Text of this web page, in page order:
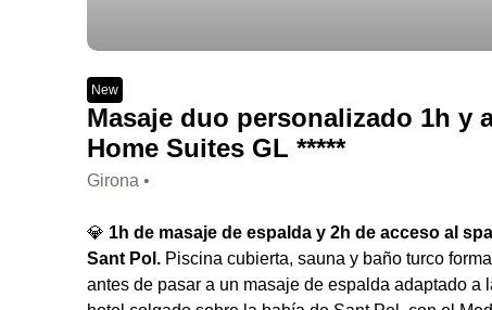
New
Masaje duo personalizado 1h y
Home Suites GL *****
Girona •
💎 1h de masaje de espalda y 2h de acceso al
Sant Pol. Piscina cubierta, sauna y baño turco
antes de pasar a un masaje de espalda adaptado